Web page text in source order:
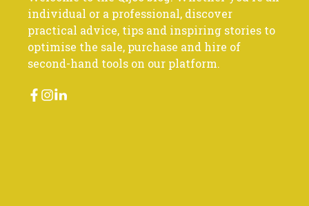
individual or a professional, discover
practical advice, tips and inspiring stories to
optimise the sale, purchase and hire of
second-hand tools on our platform.